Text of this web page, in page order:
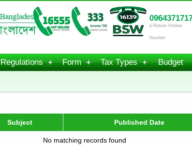
e-Return Hotline
Number
Regulations Form Tax Types Budget
Subject Published Date
No matching records found